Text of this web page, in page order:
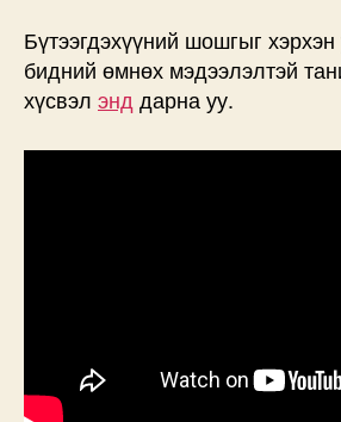
Бүтээгдэхүүний шошгыг
бидний өмнөх мэдээлэлтэй
хүсвэл энддарна уу.